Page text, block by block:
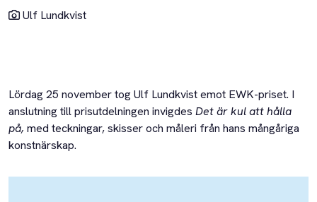
Ulf Lundkvist
Lördag 25 november tog Ulf Lundkvist emot EWK-priset. I
anslutning till prisutdelningen invigdes Det är kul att hålla
på, med teckningar, skisser och måleri från hans mångåriga
konstnärskap.